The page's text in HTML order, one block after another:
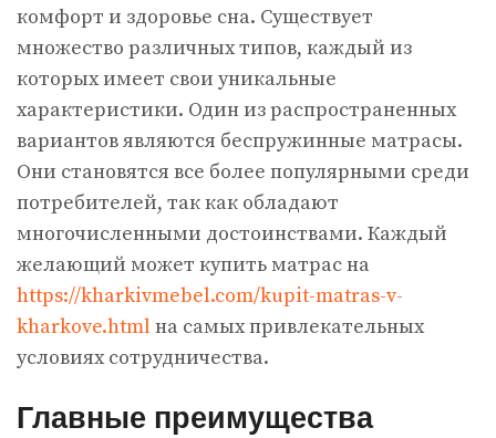
комфорт и здоровье сна. Существует
множество различных типов, каждый из
которых имеет свои уникальные
характеристики. Один из распространенных
вариантов являются беспружинные матрасы.
Они становятся все более популярными среди
потребителей, так как обладают
многочисленными достоинствами. Каждый
желающий может купить матрас на
https://kharkivmebel.com/kupit-matras-v-
kharkove.html на самых привлекательных
условиях сотрудничества.
Главные преимущества